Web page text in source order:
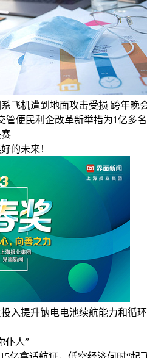
飞机遭到地面攻击受损 跨年晚
管便民利企改革新举措为1亿多
的未来！
入提升钠电电池续航能力和循
仆人”